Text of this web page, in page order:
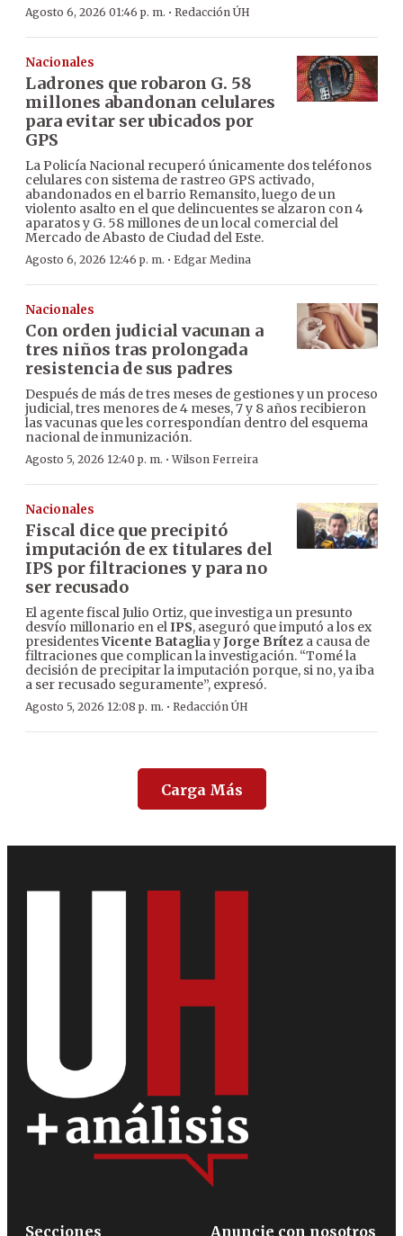
Agosto 6, 2026 01:46 p. m. · Redacción ÚH
Nacionales
Ladrones que robaron G. 58
millones abandonan celulares
para evitar ser ubicados por
GPS
La Policía Nacional recuperó únicamente dos teléfonos
celulares con sistema de rastreo GPS activado,
abandonados en el barrio Remansito, luego de un
violento asalto en el que delincuentes se alzaron con 4
aparatos y G. 58 millones de un local comercial del
Mercado de Abasto de Ciudad del Este.
Agosto 6, 2026 12:46 p. m. · Edgar Medina
Nacionales
Con orden judicial vacunan a
tres niños tras prolongada
resistencia de sus padres
Después de más de tres meses de gestiones y un proceso
judicial, tres menores de 4 meses, 7 y 8 años recibieron
las vacunas que les correspondían dentro del esquema
nacional de inmunización.
Agosto 5, 2026 12:40 p. m. ·Wilson Ferreira
Nacionales
Fiscal dice que precipitó
imputación de ex titulares del
IPS por filtraciones y para no
ser recusado
El agente fiscal Julio Ortiz, que investiga un presunto
desvío millonario en elIPS, aseguró que imputó a los ex
presidentesVicente BatagliayJorge Brítez a causa de
filtraciones que complican la investigación. “Tomé la
decisión de precipitar la imputación porque, si no, ya iba
a ser recusado seguramente”, expresó.
Agosto 5, 2026 12:08 p. m. · Redacción ÚH
Carga Más
Secciones
Anuncie con nosotros